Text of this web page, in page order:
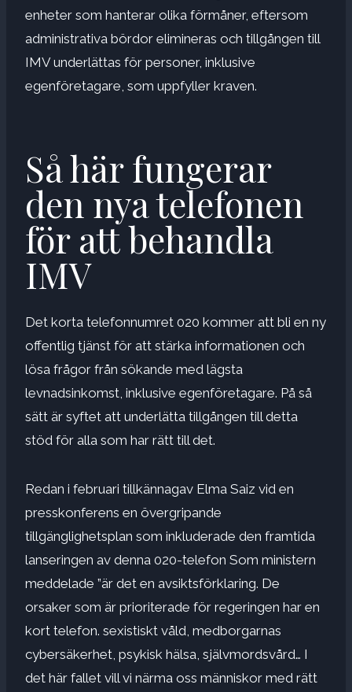
enheter som hanterar olika förmåner, eftersom
administrativa bördor elimineras och tillgången till
IMV underlättas för personer, inklusive
egenföretagare, som uppfyller kraven.
Så här fungerar
den nya telefonen
för att behandla
IMV
Det korta telefonnumret 020 kommer att bli en ny
offentlig tjänst för att stärka informationen och
lösa frågor från sökande med lägsta
levnadsinkomst, inklusive egenföretagare. På så
sätt är syftet att underlätta tillgången till detta
stöd för alla som har rätt till det.
Redan i februari tillkännagav Elma Saiz vid en
presskonferens en övergripande
tillgänglighetsplan som inkluderade den framtida
lanseringen av denna 020-telefon Som ministern
meddelade ”är det en avsiktsförklaring. De
orsaker som är prioriterade för regeringen har en
kort telefon. sexistiskt våld, medborgarnas
cybersäkerhet, psykisk hälsa, självmordsvård… I
det här fallet vill vi närma oss människor med rätt